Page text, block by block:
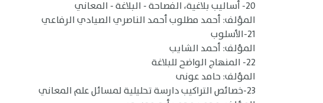
20- أساليب بلاغية، الفصاحة - البلاغة - المعاني
المؤلف: أحمد مطلوب أحمد الناصري الصيادي الرفاعي
21-الأسلوب
المؤلف: أحمد الشايب
22- المنهاج الواضح للبلاغة
المؤلف: حامد عونى
23-خصائص التراكيب دارسة تحليلية لمسائل علم المعاني